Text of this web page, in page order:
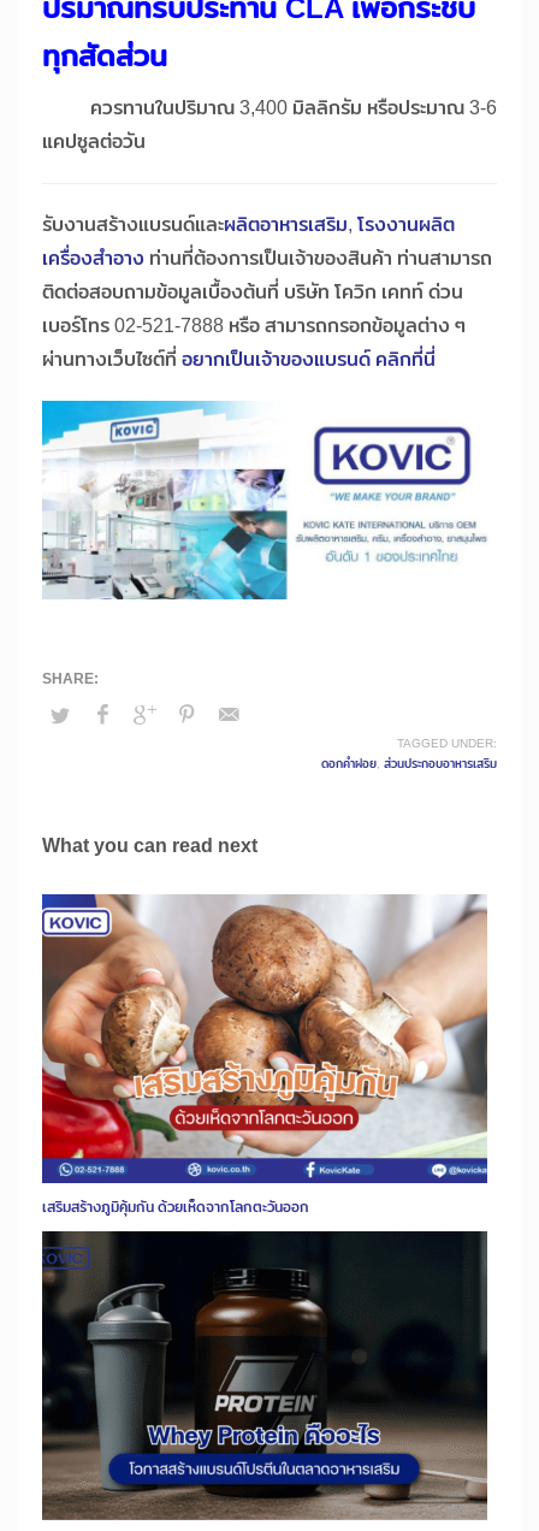
ทุกสัดส่วน
ควรทานในปริมาณ 3,400 มิลลิกรัม หรือประมาณ 3-6
แคปซูลต่อวัน
รับงานสร้างแบรนด์และผลิตอาหารเสริม, โรงงานผลิต
เครื่องสำอาง ท่านที่ต้องการเป็นเจ้าของสินค้า ท่านสามารถ
ติดต่อสอบถามข้อมูลเบื้องต้นที่ บริษัท โควิก เคทท์ ด่วน
เบอร์โทร 02-521-7888 หรือ สามารถกรอกข้อมูลต่าง ๆ
ผ่านทางเว็บไซต์ที่ อยากเป็นเจ้าของแบรนด์ คลิกที่นี่
TAGGED UNDER:
ดอกคำฝอย, ส่วนประกอบอาหารเสริม
What you can read next
เสริมสร้างภูมิคุ้มกัน ด้วยเห็ดจากโลกตะวันออก